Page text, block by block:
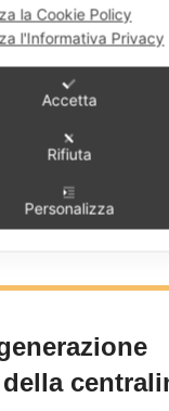
la riparazione
quota di € 60,00
per i test
dell'ordine,
di vettura da
Ricambio da spedire
la Cookie Policy
l'Informativa Privacy
Accetta
Rifiuta
Personalizza